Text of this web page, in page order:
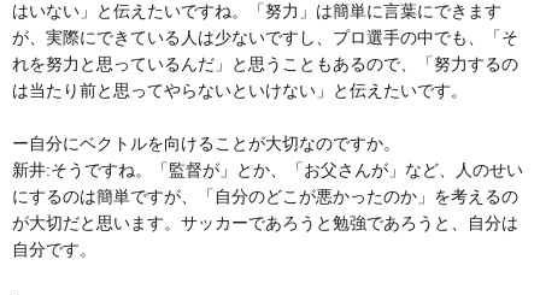
はいない」と伝えたいですね。「努力」は簡単に言葉にできます
が、実際にできている人は少ないですし、プロ選手の中でも、「そ
れを努力と思っているんだ」と思うこともあるので、「努力するの
は当たり前と思ってやらないといけない」と伝えたいです。
ー自分にベクトルを向けることが大切なのですか。
新井:そうですね。「監督が」とか、「お父さんが」など、人のせい
にするのは簡単ですが、「自分のどこが悪かったのか」を考えるの
が大切だと思います。サッカーであろうと勉強であろうと、自分は
自分です。